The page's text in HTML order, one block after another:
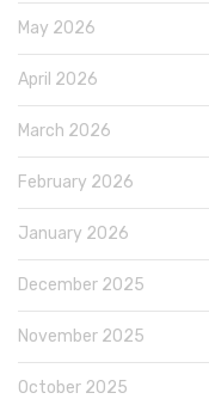
May 2026
April 2026
March 2026
February 2026
January 2026
December 2025
November 2025
October 2025